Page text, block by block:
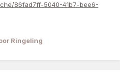
86fad7ff-5040-41b7-bee6-
Ringeling